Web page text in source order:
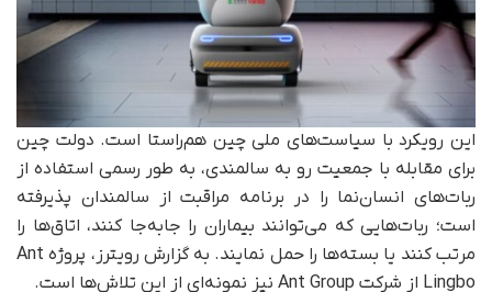
این رویکرد با سیاست‌های ملی چین هم‌راستا است. دولت چین
برای مقابله با جمعیت رو به سالمندی، به‌ طور رسمی استفاده از
ربات‌های انسان‌نما را در برنامه مراقبت از سالمندان پذیرفته
است؛ ربات‌هایی که می‌توانند بیماران را جابه‌جا کنند، اتاق‌ها را
مرتب کنند یا بسته‌ها را حمل نمایند. به گزارش رویترز، پروژه Ant
Lingbo از شرکت Ant Group نیز نمونه‌ای از این تلاش‌ها است.